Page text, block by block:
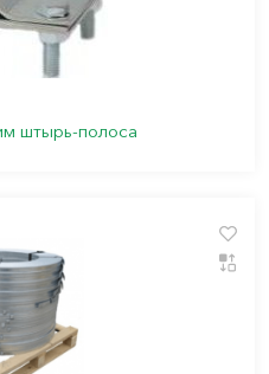
штырь-полоса